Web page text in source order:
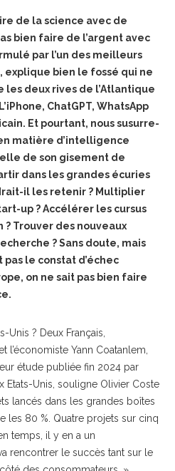
de la science avec de
bien faire de l’argent avec
par l’un des meilleurs
explique bien le fossé qui ne
les deux rives de l’Atlantique
ChatGPT, WhatsApp
Et pourtant, nous susurre-
matière d’intelligence
de son gisement de
dans les grandes écuries
il les retenir ? Multiplier
up ? Accélérer les cursus
Trouver des nouveaux
? Sans doute, mais
le constat d’échec
on ne sait pas bien faire
? Deux Français,
l’économiste Yann Coatanlem,
étude publiée fin 2024 par
Etats-Unis, souligne Olivier Coste
lancés dans les grandes boîtes
les 80 %. Quatre projets sur cinq
temps, il y en a un
rencontrer le succès tant sur le